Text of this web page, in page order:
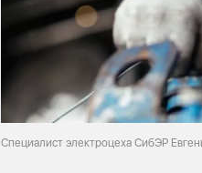
Специалист электроцеха СибЭР